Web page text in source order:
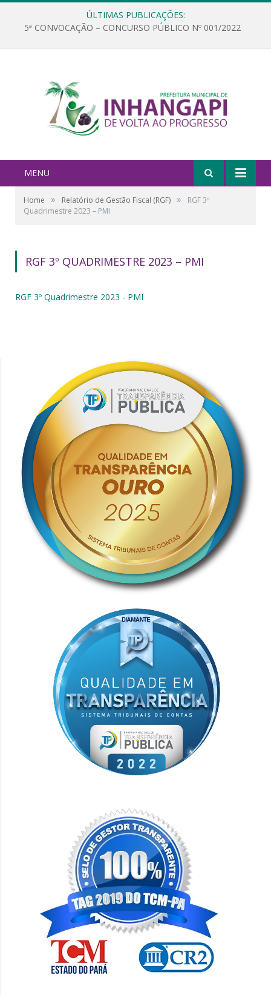
ÚLTIMAS PUBLICAÇÕES:
5ª CONVOCAÇÃO – CONCURSO PÚBLICO Nº 001/2022
MENU
Home » Relatório de Gestão Fiscal (RGF) »
RGF 3º
Quadrimestre 2023 – PMI
RGF 3º QUADRIMESTRE 2023 – PMI
RGF 3º Quadrimestre 2023 - PMI